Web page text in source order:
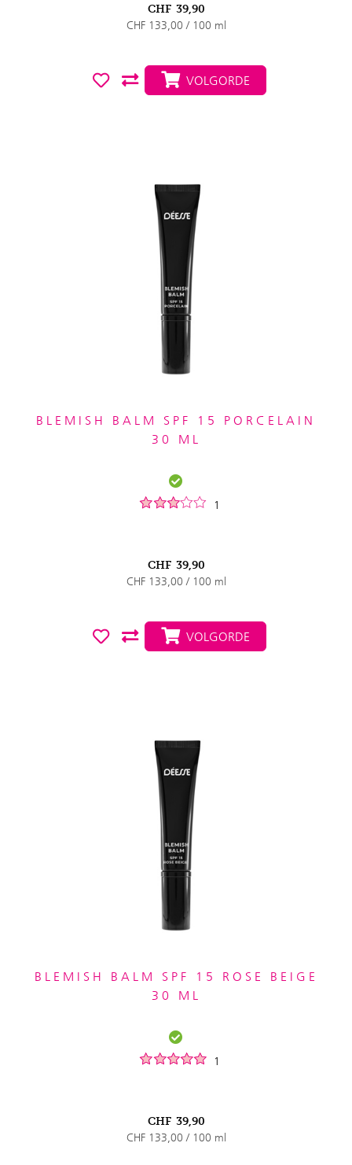
CHF 39,90
CHF 133,00 / 100 ml
VOLGORDE
BLEMISH BALM SPF 15 PORCELAIN
30 ML
1
CHF 39,90
CHF 133,00 / 100 ml
VOLGORDE
BLEMISH BALM SPF 15 ROSE BEIGE
30 ML
1
CHF 39,90
CHF 133,00 / 100 ml